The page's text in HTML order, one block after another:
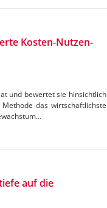
Kosten-Nutzen-
und bewertet sie hinsichtlich
das wirtschaftlichste
auf die